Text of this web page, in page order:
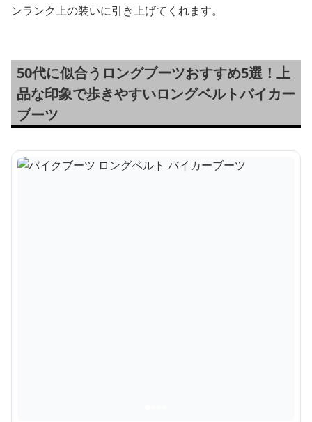
ンランク上の装いに引き上げてくれます。
50代に似合うロングブーツおすすめ5選！上
品な印象で歩きやすいロングベルトバイカー
ブーツ